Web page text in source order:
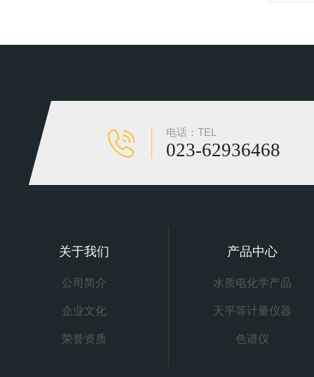
电话：TEL
023-62936468
关于我们
公司简介
企业文化
荣誉资质
产品中心
水质电化学产品
天平等计量仪器
色谱仪